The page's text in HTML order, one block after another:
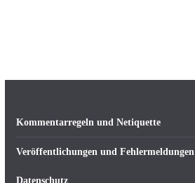
Kommentarregeln und Netiquette
Veröffentlichungen und Fehlermeldungen